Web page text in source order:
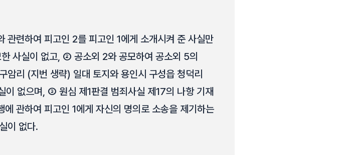
관련하여 피고인 2를 피고인 1에게 소개시켜 준 사실만
사실이 없고, ② 공소외 2와 공모하여 공소외 5의
암리 (지번 생략) 일대 토지와 용인시 구성읍 청덕리
이 없으며, ③ 원심 제1판결 범죄사실 제17의 나항 기재
관하여 피고인 1에게 자신의 명의로 소송을 제기하는
이 없다.